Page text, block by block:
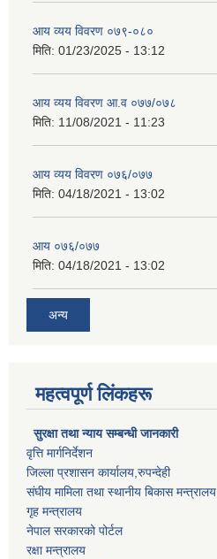
आय व्यय विवरण ०७९-०८०
मिति: 01/23/2025 - 13:12
आय व्यय विवरण आ.व ०७७/०७८
मिति: 11/08/2021 - 11:23
आय व्यय विवरण ०७६/०७७
मिति: 04/18/2021 - 13:02
आय ०७६/०७७
मिति: 04/18/2021 - 13:02
अन्य
महत्वपूर्ण लिंकहरू
सुरक्षा तथा न्याय सम्बन्धी जानकारी
वृत्ति मार्गनिर्देशन
जिल्ला प्रशासन कार्यालय,रुपन्देही
संघीय मामिला तथा स्थानीय बिकास मन्त्रालय
गृह मन्त्रालय
नेपाल सरकारको पोर्टल
रक्षा मन्त्रालय